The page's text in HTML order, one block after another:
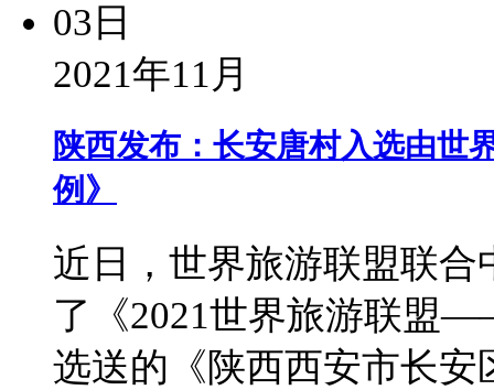
03日
2021年11月
陕西发布：长安唐村入选由世
例》
近日，世界旅游联盟联
了《2021世界旅游联盟
选送的《陕西西安市长